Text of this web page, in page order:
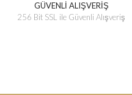
GÜVENLİ ALIŞVERİŞ
256 Bit SSL ile Güvenli Alışveriş